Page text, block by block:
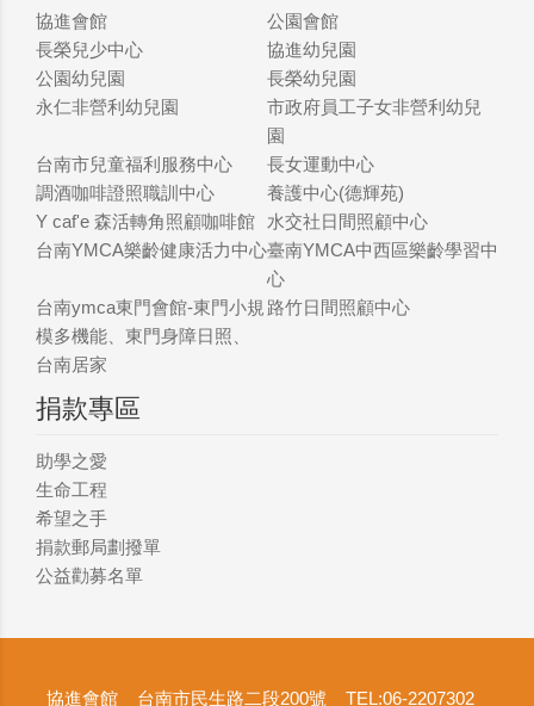
協進會館
公園會館
長榮兒少中心
協進幼兒園
公園幼兒園
長榮幼兒園
永仁非營利幼兒園
市政府員工子女非營利幼兒
園
台南市兒童福利服務中心
長女運動中心
調酒咖啡證照職訓中心
養護中心(德輝苑)
Y caf'e 森活轉角照顧咖啡館
水交社日間照顧中心
台南YMCA樂齡健康活力中心臺南YMCA中西區樂齡學習中
心
台南ymca東門會館-東門小規
模多機能、東門身障日照、
台南居家
路竹日間照顧中心
捐款專區
助學之愛
生命工程
希望之手
捐款郵局劃撥單
公益勸募名單
協進會館 台南市民生路二段200號 TEL:06-2207302